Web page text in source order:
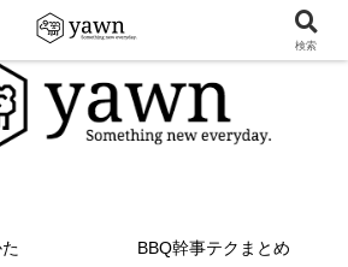
BBQ幹事テクまとめ
検索